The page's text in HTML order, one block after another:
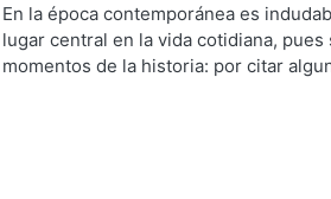
de Servicios de Información.,2010-11-
En la época contemporánea es
lugar central en la vida cotidiana,
momentos de la historia: por citar